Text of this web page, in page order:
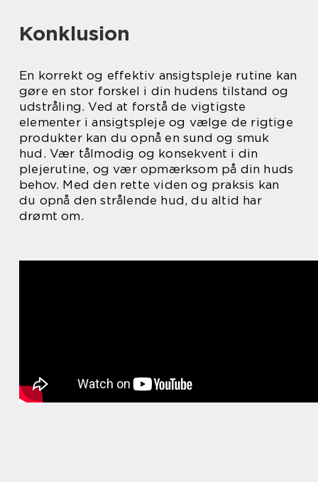
Konklusion
En korrekt og effektiv ansigtspleje rutine kan
gøre en stor forskel i din hudens tilstand og
udstråling. Ved at forstå de vigtigste
elementer i ansigtspleje og vælge de rigtige
produkter kan du opnå en sund og smuk
hud. Vær tålmodig og konsekvent i din
plejerutine, og vær opmærksom på din huds
behov. Med den rette viden og praksis kan
du opnå den strålende hud, du altid har
drømt om.